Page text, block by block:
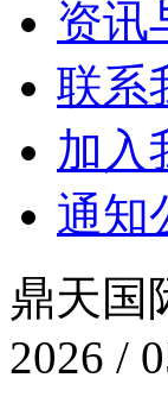
资讯
联系
加入
通知
鼎天国
2026 /